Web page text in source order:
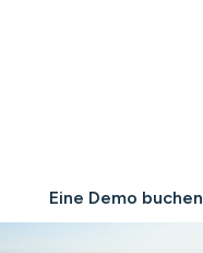
Eine Demo buchen